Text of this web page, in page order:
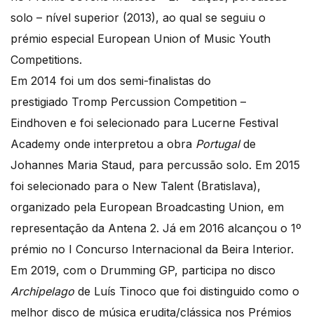
solo – nível superior (2013), ao qual se seguiu o
prémio especial European Union of Music Youth
Competitions.
Em 2014 foi um dos semi-finalistas do
prestigiado Tromp Percussion Competition –
Eindhoven e foi selecionado para Lucerne Festival
Academy onde interpretou a obra Portugalde
Johannes Maria Staud, para percussão solo. Em 2015
foi selecionado para o New Talent (Bratislava),
organizado pela European Broadcasting Union, em
representação da Antena 2. Já em 2016 alcançou o 1º
prémio no I Concurso Internacional da Beira Interior.
Em 2019, com o Drumming GP, participa no disco
Archipelago de Luís Tinoco que foi distinguido como o
melhor disco de música erudita/clássica nos Prémios